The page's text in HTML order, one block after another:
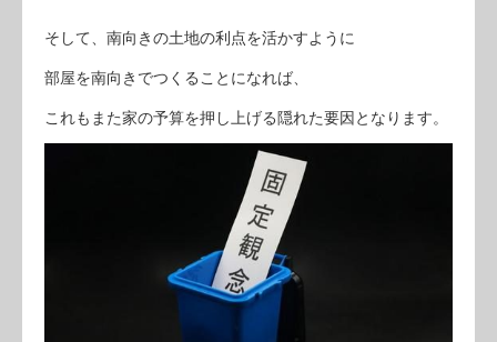
そして、南向きの土地の利点を活かすように
部屋を南向きでつくることになれば、
これもまた家の予算を押し上げる隠れた要因となります。